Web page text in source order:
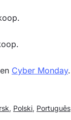
en Cyber Monday.
, Polski, Português